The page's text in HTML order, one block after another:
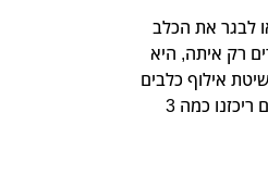
לבגר את הכלב
רק איתה, היא
אילוף כלבים
שלכם יתנהג? אם אין לכם תשובה לכל השאלות הללו, במיוחד בשבילכם ריכזנו כמה 3